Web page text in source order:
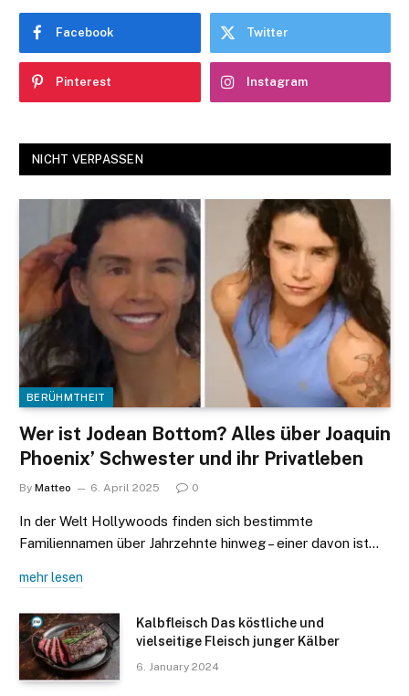
Facebook Twitter
Pinterest Instagram
NICHT VERPASSEN
BERÜHMTHEIT
Wer ist Jodean Bottom? Alles über Joaquin
Phoenix’ Schwester und ihr Privatleben
By Matteo 6. April 2025 0
In der Welt Hollywoods finden sich bestimmte
Familiennamen über Jahrzehnte hinweg – einer davon ist…
mehr lesen
Kalbfleisch Das köstliche und
vielseitige Fleisch junger Kälber
6. January 2024